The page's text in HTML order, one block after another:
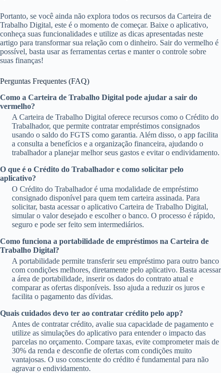
Portanto, se você ainda não explora todos os recursos da Carteira de
Trabalho Digital, este é o momento de começar. Baixe o aplicativo,
conheça suas funcionalidades e utilize as dicas apresentadas neste
artigo para transformar sua relação com o dinheiro. Sair do vermelho é
possível, basta usar as ferramentas certas e manter o controle sobre
suas finanças!
Perguntas Frequentes (FAQ)
Como a Carteira de Trabalho Digital pode ajudar a sair do
vermelho?
A Carteira de Trabalho Digital oferece recursos como o Crédito do
Trabalhador, que permite contratar empréstimos consignados
usando o saldo do FGTS como garantia. Além disso, o app facilita
a consulta a benefícios e a organização financeira, ajudando o
trabalhador a planejar melhor seus gastos e evitar o endividamento.
O que é o Crédito do Trabalhador e como solicitar pelo
aplicativo?
O Crédito do Trabalhador é uma modalidade de empréstimo
consignado disponível para quem tem carteira assinada. Para
solicitar, basta acessar o aplicativo Carteira de Trabalho Digital,
simular o valor desejado e escolher o banco. O processo é rápido,
seguro e pode ser feito sem intermediários.
Como funciona a portabilidade de empréstimos na Carteira de
Trabalho Digital?
A portabilidade permite transferir seu empréstimo para outro banco
com condições melhores, diretamente pelo aplicativo. Basta acessar
a área de portabilidade, inserir os dados do contrato atual e
comparar as ofertas disponíveis. Isso ajuda a reduzir os juros e
facilita o pagamento das dívidas.
Quais cuidados devo ter ao contratar crédito pelo app?
Antes de contratar crédito, avalie sua capacidade de pagamento e
utilize as simulações do aplicativo para entender o impacto das
parcelas no orçamento. Compare taxas, evite comprometer mais de
30% da renda e desconfie de ofertas com condições muito
vantajosas. O uso consciente do crédito é fundamental para não
agravar o endividamento.